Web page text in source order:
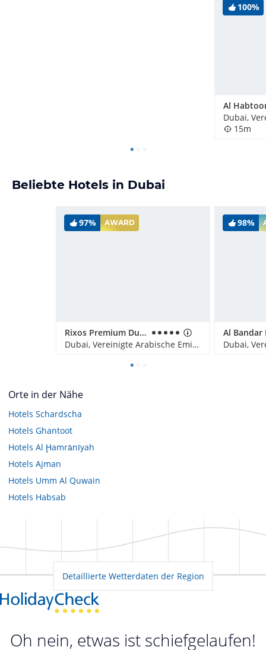
100%
15m
Beliebte Hotels in Dubai
97% AWARD
Rixos Premium Dubai JBR
Dubai, Vereinigte Arabische Emirate
98%
Orte in der Nähe
Hotels Schardscha
Hotels Ghantoot
Hotels Al Ḩamrānīyah
Hotels Ajman
Hotels Umm Al Quwain
Hotels Habsab
Detaillierte Wetterdaten der Region
Oh nein, etwas ist schiefgelaufen!